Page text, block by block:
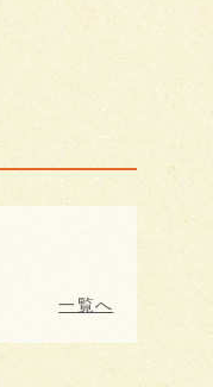
一覧へ